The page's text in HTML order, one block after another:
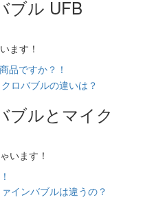
ブル UFB
ます！
品ですか？！
ブルとマイク
います！